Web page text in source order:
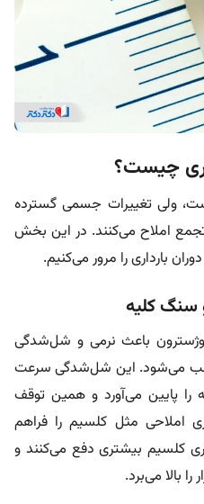
چیست؟
ولی تغییرات جسمی گسترده
املاح می‌کنند. در این بخش
بارداری را مرور می‌کنیم.
سنگ کلیه
باعث نرمی و شل‌شدگی
می‌شود. این شل‌شدگی سرعت
را پایین می‌آورد و همین توقف
املاحی مثل کلسیم را فراهم
کلسیم بیشتری دفع می‌کنند و
بالا می‌برد.